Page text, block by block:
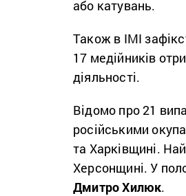
або катувань.
Також в ІМІ
17 медійників
діяльності.
Відомо про 21
російськими
та Харківщині.
Херсонщині. У
Дмитро Хилюк.